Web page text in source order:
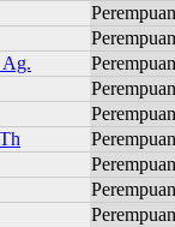
Perempuan
Perempuan
Perempuan
Perempuan
Perempuan
Perempuan
Perempuan
Perempuan
Perempuan